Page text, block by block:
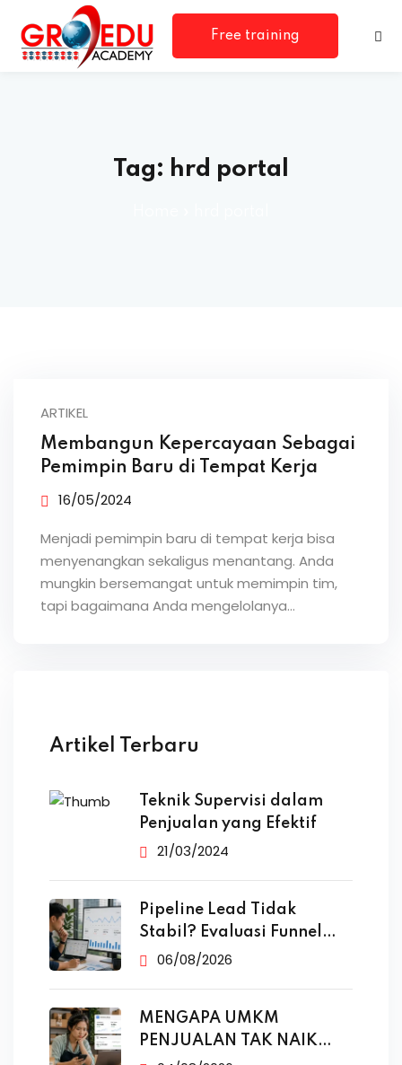
Free training
Tag: hrd portal
ARTIKEL
Membangun Kepercayaan Sebagai
Pemimpin Baru di Tempat Kerja
16/05/2024
Menjadi pemimpin baru di tempat kerja bisa
menyenangkan sekaligus menantang. Anda
mungkin bersemangat untuk memimpin tim,
tapi bagaimana Anda mengelolanya…
Artikel Terbaru
Teknik Supervisi dalam
Penjualan yang Efektif
21/03/2024
Pipeline Lead Tidak
Stabil? Evaluasi Funnel
Marketing
06/08/2026
MENGAPA UMKM
PENJUALAN TAK NAIK